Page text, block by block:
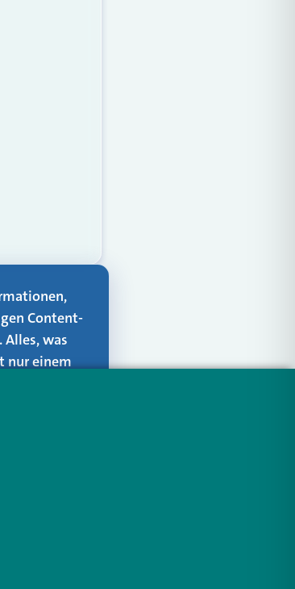
Content-
was
nur einem